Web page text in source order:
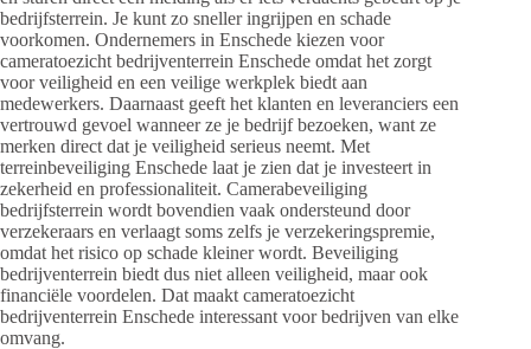
bedrijfsterrein. Je kunt zo sneller ingrijpen en schade
voorkomen. Ondernemers in Enschede kiezen voor
cameratoezicht bedrijventerrein Enschede omdat het zorgt
voor veiligheid en een veilige werkplek biedt aan
medewerkers. Daarnaast geeft het klanten en leveranciers een
vertrouwd gevoel wanneer ze je bedrijf bezoeken, want ze
merken direct dat je veiligheid serieus neemt. Met
terreinbeveiliging Enschede laat je zien dat je investeert in
zekerheid en professionaliteit. Camerabeveiliging
bedrijfsterrein wordt bovendien vaak ondersteund door
verzekeraars en verlaagt soms zelfs je verzekeringspremie,
omdat het risico op schade kleiner wordt. Beveiliging
bedrijventerrein biedt dus niet alleen veiligheid, maar ook
financiële voordelen. Dat maakt cameratoezicht
bedrijventerrein Enschede interessant voor bedrijven van elke
omvang.